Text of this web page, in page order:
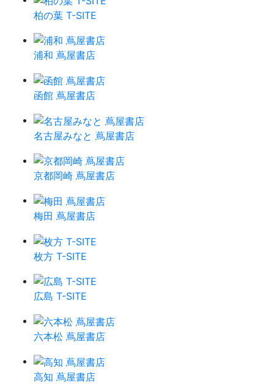
柏の葉 T-SITE
浦和 蔦屋書店
函館 蔦屋書店
名古屋みなと 蔦屋書店
京都岡崎 蔦屋書店
梅田 蔦屋書店
枚方 T-SITE
広島 T-SITE
六本松 蔦屋書店
高知 蔦屋書店